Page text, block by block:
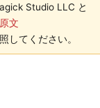
Studio LLC と
原文
してください。